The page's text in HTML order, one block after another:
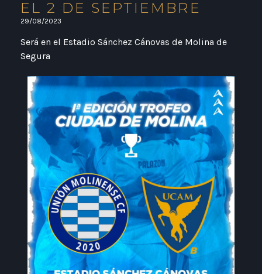
EL 2 DE SEPTIEMBRE
29/08/2023
Será en el Estadio Sánchez Cánovas de Molina de
Segura